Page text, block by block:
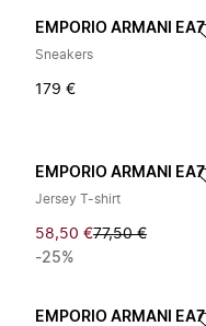
EMPORIO ARMANI EA7
Sneakers
179 €
EMPORIO ARMANI EA7
Jersey T-shirt
58,50 €77,50 €
-25%
EMPORIO ARMANI EA7